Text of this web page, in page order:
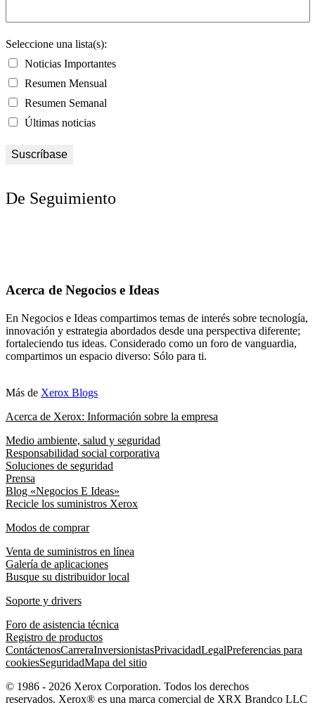
Seleccione una lista(s):
Noticias Importantes
Resumen Mensual
Resumen Semanal
Últimas noticias
De Seguimiento
Acerca de Negocios e Ideas
En Negocios e Ideas compartimos temas de interés sobre tecnología,
innovación y estrategia abordados desde una perspectiva diferente;
fortaleciendo tus ideas. Considerado como un foro de vanguardia,
compartimos un espacio diverso: Sólo para ti.
Más de Xerox Blogs
Acerca de Xerox: Información sobre la empresa
Medio ambiente, salud y seguridad
Responsabilidad social corporativa
Soluciones de seguridad
Prensa
Blog «Negocios E Ideas»
Recicle los suministros Xerox
Modos de comprar
Venta de suministros en línea
Galería de aplicaciones
Busque su distribuidor local
Soporte y drivers
Foro de asistencia técnica
Registro de productos
ContáctenosCarreraInversionistasPrivacidadLegalPreferencias para
cookiesSeguridadMapa del sitio
© 1986 - 2026 Xerox Corporation. Todos los derechos
reservados. Xerox® es una marca comercial de XRX Brandco LLC